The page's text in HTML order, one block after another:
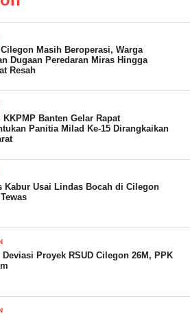
tuker kado, arisan keluarga dan ada
oleh bidan Kelurahan, mudah
forum silaturahmi hari ini untuk
RT/RW Kelurahan Warnasari bisa
dengan baik dan semakin kompak
tugasnya karena Ibu-ibu kader ini
kesehatan masyarakat
saya berpesan kepada Ibu-ibu kader
ada Isu-isu yang kurang baik,
melapor ke bhabinkamtibmas
Forum RT/RW.
Masih Beroperasi, Warga
Dugaan Peredaran Miras Hingga
Resah
KKPMP Banten Gelar Rapat
Panitia Milad Ke-15 Dirangkaikan
Kabur Usai Lindas Bocah di Cilegon
Deviasi Proyek RSUD Cilegon 26M, PPK